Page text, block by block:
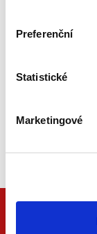
Preferenční
Statistické
Marketingové